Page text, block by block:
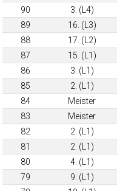
90
3. (L4)
89
16. (L3)
88
17. (L2)
87
15. (L1)
86
3. (L1)
85
2. (L1)
84
Meister
83
Meister
82
2. (L1)
81
2. (L1)
80
4. (L1)
79
9. (L1)